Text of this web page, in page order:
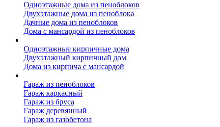
Одноэтажные дома из пеноблоков
Двухэтажные дома из пеноблока
Дачные дома из пеноблоков
Дома с мансардой из пеноблоков
Одноэтажные кирпичные дома
Двухэтажный кирпичный дом
Дома из кирпича с мансардой
Гараж из пеноблоков
Гараж каркасный
Гараж из бруса
Гараж деревянный
Гараж из газобетона